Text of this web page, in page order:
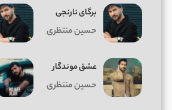
برگای نارنجی
حسین منتظری
عشق موندگار
حسین منتظری